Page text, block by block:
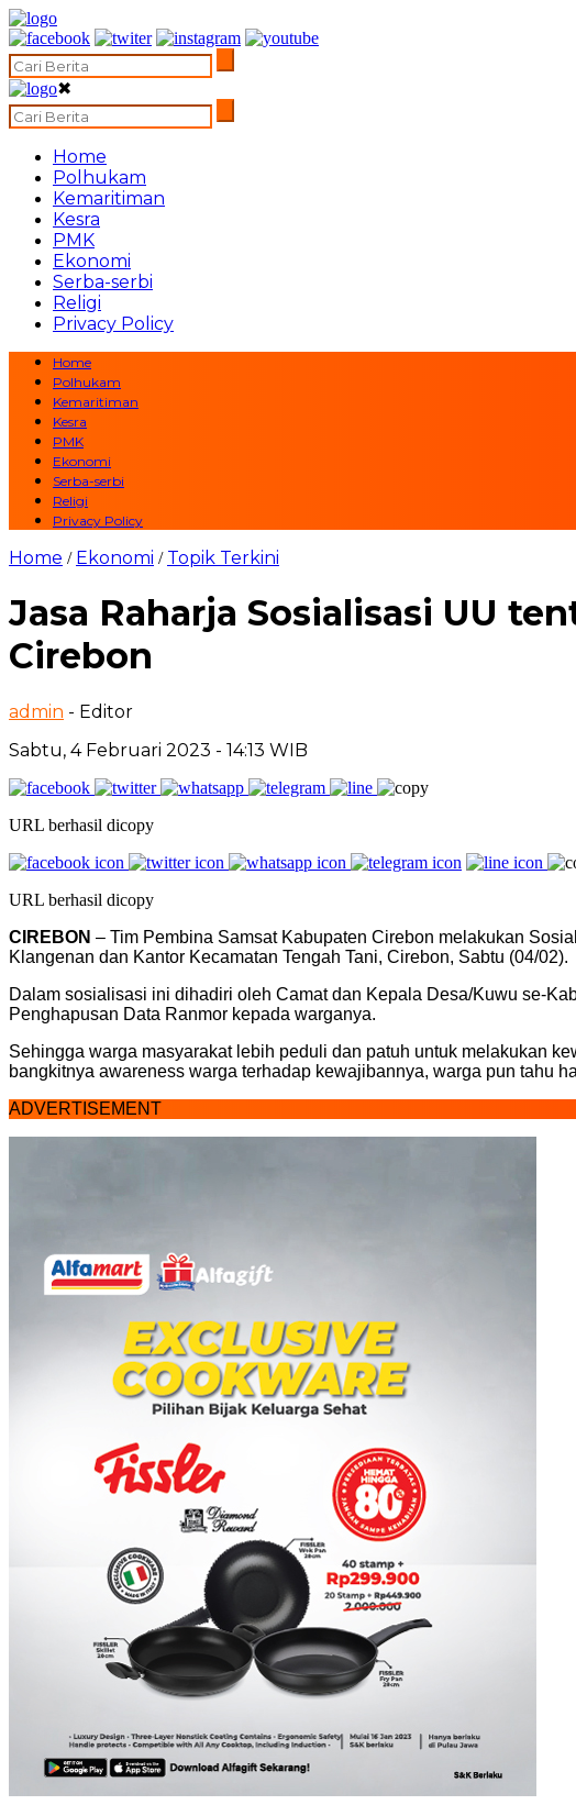
✖
Home
Polhukam
Kemaritiman
Kesra
PMK
Ekonomi
Serba-serbi
Religi
Privacy Policy
Home
Polhukam
Kemaritiman
Kesra
PMK
Ekonomi
Serba-serbi
Religi
Privacy Policy
Home / Ekonomi / Topik Terkini
Jasa Raharja Sosialisasi UU
Cirebon
admin - Editor
Sabtu, 4 Februari 2023 - 14:13 WIB
URL berhasil dicopy
URL berhasil dicopy
CIREBON – Tim Pembina Samsat Kabupaten Cirebon melakukan
Klangenan dan Kantor Kecamatan Tengah Tani, Cirebon, Sabtu (04/02).
Dalam sosialisasi ini dihadiri oleh Camat dan Kepala Desa/Kuwu se-
Penghapusan Data Ranmor kepada warganya.
Sehingga warga masyarakat lebih peduli dan patuh untuk melakukan
bangkitnya awareness warga terhadap kewajibannya, warga pun tahu
ADVERTISEMENT